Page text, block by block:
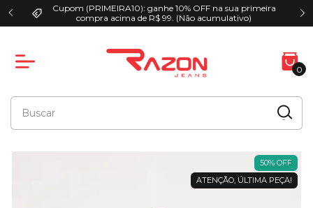
Cupom (PRIMEIRA10): ganhe 10% OFF na sua primeira
compra acima de R$ 99. (Não acumulativo)
0
50% OFF
ATENÇÃO, ÚLTIMA PEÇA!